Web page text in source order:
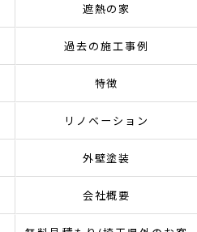
遮熱の家
過去の施工事例
特徴
リノベーション
外壁塗装
会社概要